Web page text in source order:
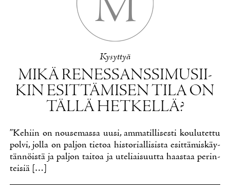
Ky­syt­tyä
MI­KÄ RE­NES­SANS­SI­MUSII­
KIN ESIT­TÄ­MI­SEN TI­LA ON
TÄL­LÄ HET­KEL­LÄ?
”Ke­hiin on nouse­mas­sa uusi, am­ma­til­li­ses­ti kou­lu­tet­tu
pol­vi, jol­la on pal­jon tie­toa his­to­rial­li­sis­ta esit­tä­mis­käy­
tän­nöis­tä ja pal­jon tai­toa ja ute­liai­suut­ta haas­taa pe­rin­
tei­siä […]